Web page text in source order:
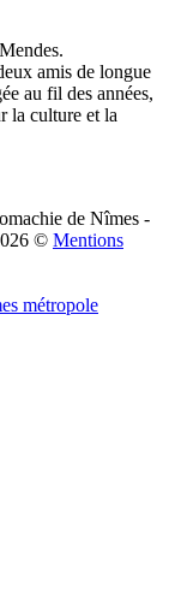
amis de longue
au fil des années,
la culture et la
de Nîmes -
© Mentions